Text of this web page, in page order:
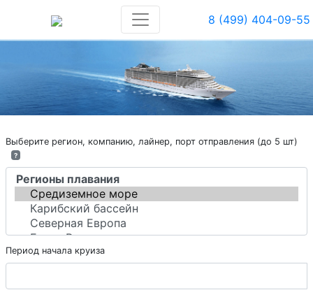
8 (499) 404-09-55
Выберите регион, компанию, лайнер, порт отправления (до 5 шт)
?
Период начала круиза